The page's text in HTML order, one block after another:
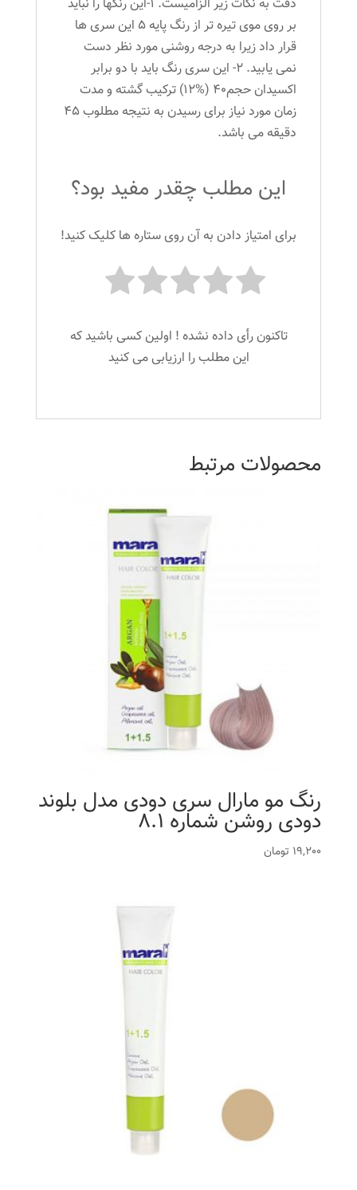
دقت به نکات زیر الزامیست. 1-این رنگها را نباید
بر روی موی تیره تر از رنگ پایه 5 این سری ها
قرار داد زیرا به درجه روشنی مورد نظر دست
نمی یابید. 2- این سری رنگ باید با دو برابر
اکسیدان حجم40 (%12) ترکیب گشته و مدت
زمان مورد نیاز برای رسیدن به نتیجه مطلوب 45
دقیقه می باشد.
این مطلب چقدر مفید بود؟
برای امتیاز دادن به آن روی ستاره ها کلیک کنید!
تاکنون رأی داده نشده ! اولین کسی باشید که
این مطلب را ارزیابی می کنید
محصولات مرتبط
رنگ مو مارال سری دودی مدل بلوند
دودی روشن شماره 8.1
19,200 تومان